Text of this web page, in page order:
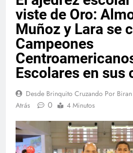
viste de Oro:
Muñoz y Lara se
Campeones
Escolares en sus
Desde Brinquito Cruzando Por Biran
Atrás
0 4 Minutos